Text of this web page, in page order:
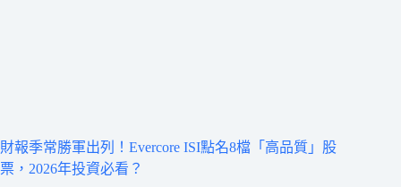
財報季常勝軍出列！Evercore ISI點名8檔「高品質」股
票，2026年投資必看？